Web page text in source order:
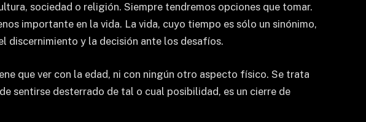
sociedad o religión. Siempre tendremos opciones que tomar.
importante en la vida. La vida, cuyo tiempo es sólo un sinónimo,
discernimiento y la decisión ante los desafíos.
que ver con la edad, ni con ningún otro aspecto físico. Se trata
sentirse desterrado de tal o cual posibilidad, es un cierre de